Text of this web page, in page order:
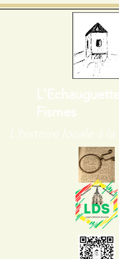
Fismes
L'histoire locale à la